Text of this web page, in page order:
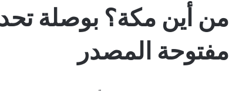
من أين مكة؟ بوصلة
مفتوحة المصدر